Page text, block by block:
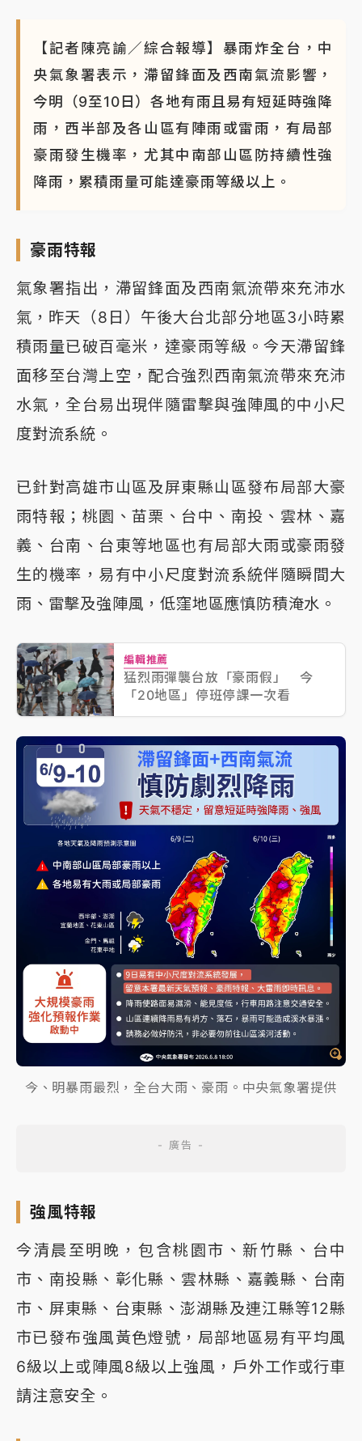
【記者陳亮諭／綜合報導】暴雨炸全台，中
央氣象署表示，滯留鋒面及西南氣流影響，
今明（9至10日）各地有雨且易有短延時強降
雨，西半部及各山區有陣雨或雷雨，有局部
豪雨發生機率，尤其中南部山區防持續性強
降雨，累積雨量可能達豪雨等級以上。
豪雨特報
氣象署指出，滯留鋒面及西南氣流帶來充沛水
氣，昨天（8日）午後大台北部分地區3小時累
積雨量已破百毫米，達豪雨等級。今天滯留鋒
面移至台灣上空，配合強烈西南氣流帶來充沛
水氣，全台易出現伴隨雷擊與強陣風的中小尺
度對流系統。
已針對高雄市山區及屏東縣山區發布局部大豪
雨特報；桃園、苗栗、台中、南投、雲林、嘉
義、台南、台東等地區也有局部大雨或豪雨發
生的機率，易有中小尺度對流系統伴隨瞬間大
雨、雷擊及強陣風，低窪地區應慎防積淹水。
編輯推薦
猛烈雨彈襲台放「豪雨假」 今
「20地區」停班停課一次看
今、明暴雨最烈，全台大雨、豪雨。中央氣象署提供
強風特報
今清晨至明晚，包含桃園市、新竹縣、台中
市、南投縣、彰化縣、雲林縣、嘉義縣、台南
市、屏東縣、台東縣、澎湖縣及連江縣等12縣
市已發布強風黃色燈號，局部地區易有平均風
6級以上或陣風8級以上強風，戶外工作或行車
請注意安全。